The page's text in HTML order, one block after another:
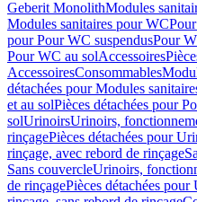
Geberit MonolithModules
Modules sanitaires pour WC
pour Pour WC suspendusPour
Pour WC au solAccessoires
AccessoiresConsommables
détachées pour Modules
et au solPièces détachées pour
solUrinoirsUrinoirs,
rinçagePièces détachées pour
rinçage, avec rebord de rinçage
Sans couvercleUrinoirs,
de rinçagePièces détachées